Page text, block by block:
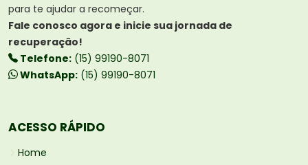
para te ajudar a recomeçar.
Fale conosco agora e inicie sua jornada de
recuperação!
Telefone: (15) 99190-8071
WhatsApp: (15) 99190-8071
ACESSO RÁPIDO
Home